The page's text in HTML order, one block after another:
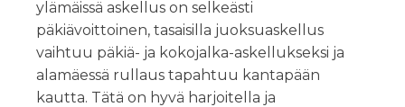
ylämäissä askellus on selkeästi
päkiävoittoinen, tasaisilla juoksuaskellus
vaihtuu päkiä- ja kokojalka-askellukseksi ja
alamäessä rullaus tapahtuu kantapään
kautta. Tätä on hyvä harjoitella ja